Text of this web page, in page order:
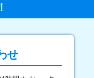
せ